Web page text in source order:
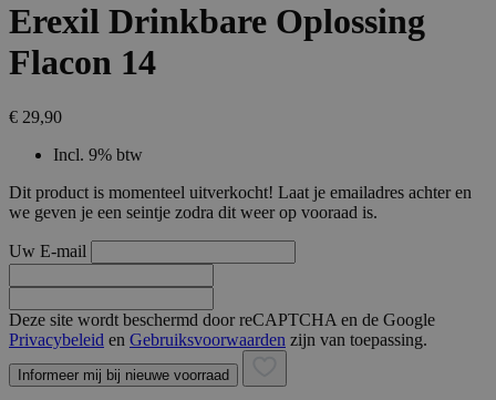
Erexil Drinkbare Oplossing
Flacon 14
€ 29,90
Incl. 9% btw
Dit product is momenteel uitverkocht! Laat je emailadres achter en
we geven je een seintje zodra dit weer op vooraad is.
Uw E-mail
Deze site wordt beschermd door reCAPTCHA en de Google
Privacybeleid en Gebruiksvoorwaarden zijn van toepassing.
Informeer mij bij nieuwe voorraad